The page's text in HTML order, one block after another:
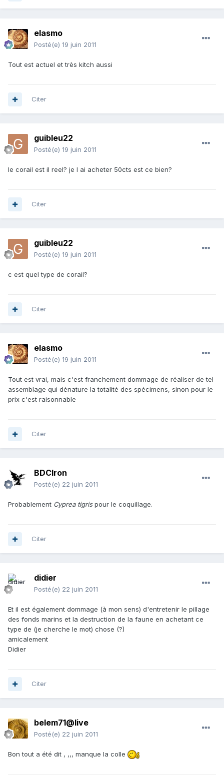
elasmo
Posté(e) 19 juin 2011
Tout est actuel et très kitch aussi
Citer
guibleu22
Posté(e) 19 juin 2011
le corail est il reel? je l ai acheter 50cts est ce bien?
Citer
guibleu22
Posté(e) 19 juin 2011
c est quel type de corail?
Citer
elasmo
Posté(e) 19 juin 2011
Tout est vrai, mais c'est franchement dommage de réaliser de tel
assemblage qui dénature la totalité des spécimens, sinon pour le
prix c'est raisonnable
Citer
BDCIron
Posté(e) 22 juin 2011
Probablement Cyprea tigrispour le coquillage.
Citer
didier
Posté(e) 22 juin 2011
Et il est également dommage (à mon sens) d'entretenir le pillage
des fonds marins et la destruction de la faune en achetant ce
type de (je cherche le mot) chose (?)
amicalement
Didier
Citer
belem71@live
Posté(e) 22 juin 2011
Bon tout a été dit , ,,, manque la colle